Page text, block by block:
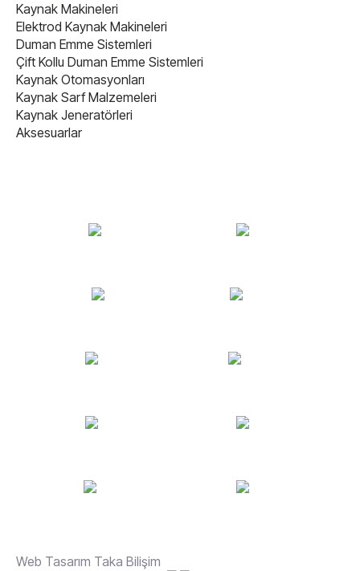
Kaynak Makineleri
Elektrod Kaynak Makineleri
Duman Emme Sistemleri
Çift Kollu Duman Emme Sistemleri
Kaynak Otomasyonları
Kaynak Sarf Malzemeleri
Kaynak Jeneratörleri
Aksesuarlar
Web Tasarım Taka Bilişim